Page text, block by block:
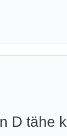
D tähe